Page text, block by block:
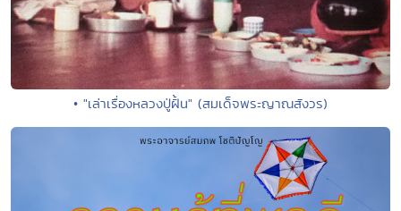
• "เล่าเรื่องหลวงปู่ฝั้น" (สมเด็จพระญาณสังวร)